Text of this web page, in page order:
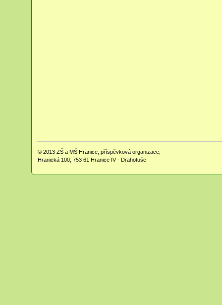
© 2013 ZŠ a MŠ Hranice, příspěvková organizace;
Hranická 100; 753 61 Hranice IV - Drahotuše